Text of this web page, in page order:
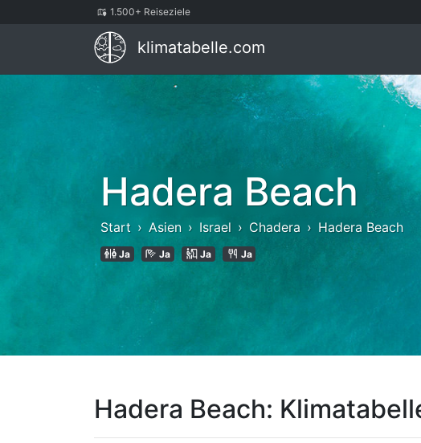
1.500+ Reiseziele
klimatabelle.com
Hadera Beach
Start Asien Israel Chadera Hadera Beach
Ja Ja Ja Ja
Hadera Beach: